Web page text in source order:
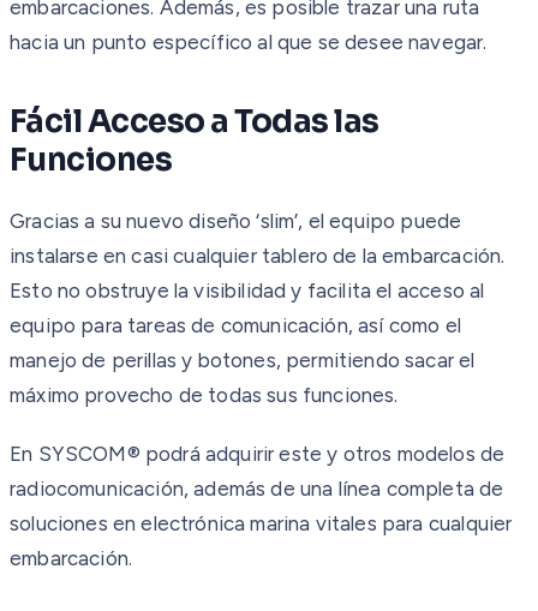
embarcaciones. Además, es posible trazar una ruta
hacia un punto específico al que se desee navegar.
Fácil Acceso a Todas las
Funciones
Gracias a su nuevo diseño ‘slim’, el equipo puede
instalarse en casi cualquier tablero de la embarcación.
Esto no obstruye la visibilidad y facilita el acceso al
equipo para tareas de comunicación, así como el
manejo de perillas y botones, permitiendo sacar el
máximo provecho de todas sus funciones.
En SYSCOM® podrá adquirir este y otros modelos de
radiocomunicación, además de una línea completa de
soluciones en electrónica marina vitales para cualquier
embarcación.